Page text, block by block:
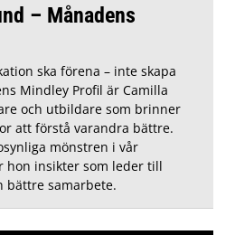
– Månadens
ska förena – inte skapa
Mindley Profil är Camilla
och utbildare som brinner
att förstå varandra bättre.
mönstren i vår
hon insikter som leder till
bättre samarbete.